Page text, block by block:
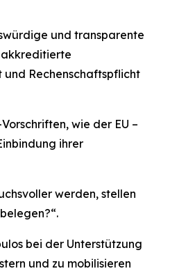
und transparente
akkreditierte
und Rechenschaftspflicht
wie der EU –
ihrer
werden, stellen
bei der Unterstützung
und zu mobilisieren